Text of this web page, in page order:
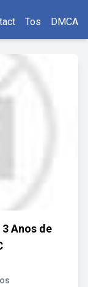
Tos DMCA
Anos de